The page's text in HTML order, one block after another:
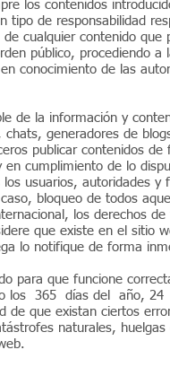
los contenidos
tipo de responsabilidad
cualquier contenido que
público, procediendo a
conocimiento de las
de la información y
generadores de
publicar contenidos de
en cumplimiento de lo
usuarios, autoridades y
bloqueo de todos
los derechos
que existe en el sitio
lo notifique de forma
para que funcione
los 365 días del año,
de que existan ciertos
naturales,